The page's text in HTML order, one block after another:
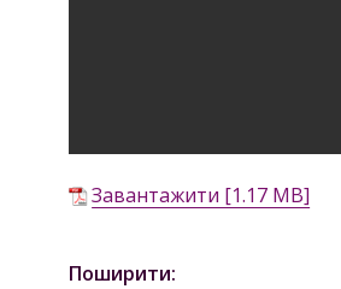
Завантажити [1.17 MB]
Поширити: